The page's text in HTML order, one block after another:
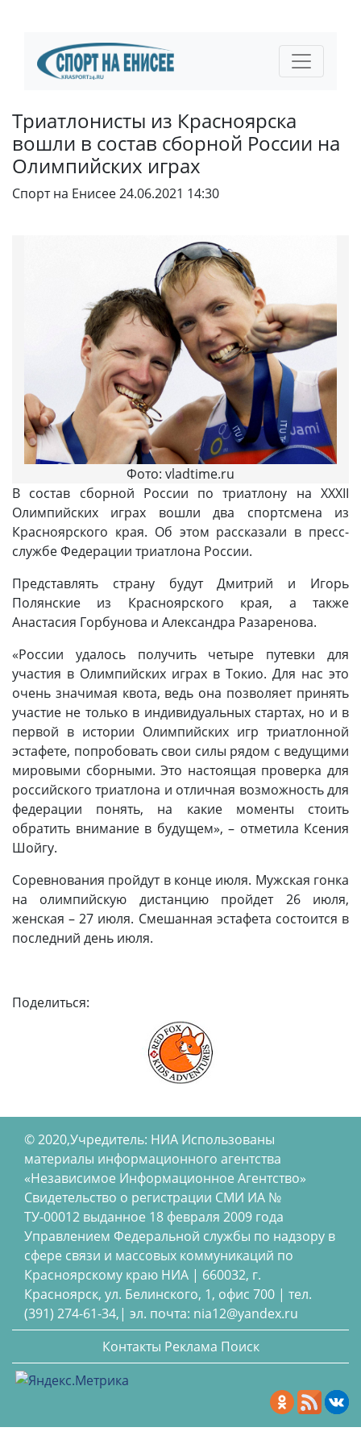
Триатлонисты из Красноярска
вошли в состав сборной России на
Олимпийских играх
Спорт на Енисее24.06.2021 14:30
Фото: vladtime.ru
В состав сборной России по триатлону на XXXII
Олимпийских играх вошли два спортсмена из
Красноярского края. Об этом рассказали в пресс-
службе Федерации триатлона России.
Представлять страну будут Дмитрий и Игорь
Полянские из Красноярского края, а также
Анастасия Горбунова и Александра Разаренова.
«России удалось получить четыре путевки для
участия в Олимпийских играх в Токио. Для нас это
очень значимая квота, ведь она позволяет принять
участие не только в индивидуальных стартах, но и в
первой в истории Олимпийских игр триатлонной
эстафете, попробовать свои силы рядом с ведущими
мировыми сборными. Это настоящая проверка для
российского триатлона и отличная возможность для
федерации понять, на какие моменты стоить
обратить внимание в будущем», – отметила Ксения
Шойгу.
Соревнования пройдут в конце июля. Мужская гонка
на олимпийскую дистанцию пройдет 26 июля,
женская – 27 июля. Смешанная эстафета состоится в
последний день июля.
Поделиться:
© 2020,Учредитель: НИА Использованы
материалы информационного агентства
«Независимое Информационное Агентство»
Свидетельство о регистрации СМИ ИА №
ТУ-00012 выданное 18 февраля 2009 года
Управлением Федеральной службы по надзору в
сфере связи и массовых коммуникаций по
Красноярскому краю НИА | 660032, г.
Красноярск, ул. Белинского, 1, офис 700 | тел.
(391) 274-61-34,| эл. почта: nia12@yandex.ru
Контакты Реклама Поиск